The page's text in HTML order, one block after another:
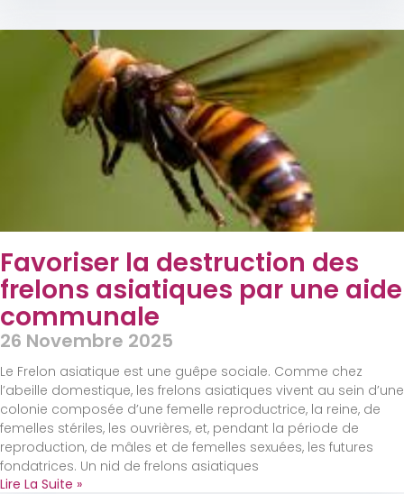
Favoriser la destruction des
frelons asiatiques par une aide
communale
26 Novembre 2025
Le Frelon asiatique est une guêpe sociale. Comme chez
l’abeille domestique, les frelons asiatiques vivent au sein d’une
colonie composée d’une femelle reproductrice, la reine, de
femelles stériles, les ouvrières, et, pendant la période de
reproduction, de mâles et de femelles sexuées, les futures
fondatrices. Un nid de frelons asiatiques
Lire La Suite »